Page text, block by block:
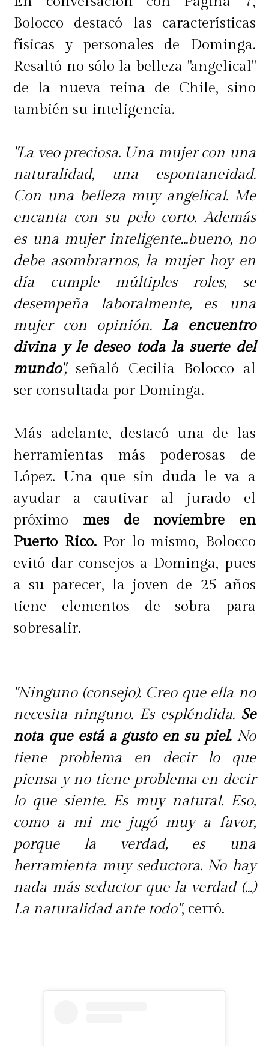
Bolocco destacó las características
físicas y personales de Dominga.
Resaltó no sólo la belleza "angelical"
de la nueva reina de Chile, sino
también su inteligencia.
"La veo preciosa. Una mujer con una
naturalidad, una espontaneidad.
Con una belleza muy angelical. Me
encanta con su pelo corto. Además
es una mujer inteligente...bueno, no
debe asombrarnos, la mujer hoy en
día cumple múltiples roles, se
desempeña laboralmente, es una
mujer con opinión. La encuentro
divina y le deseo toda la suerte del
mundo",señaló Cecilia Bolocco al
ser consultada por Dominga.
Más adelante, destacó una de las
herramientas más poderosas de
López. Una que sin duda le va a
ayudar a cautivar al jurado el
próximo mes de noviembre en
Puerto Rico.Por lo mismo, Bolocco
evitó dar consejos a Dominga, pues
a su parecer, la joven de 25 años
tiene elementos de sobra para
sobresalir.
"Ninguno (consejo). Creo que ella no
necesita ninguno. Es espléndida. Se
nota que está a gusto en su piel.No
tiene problema en decir lo que
piensa y no tiene problema en decir
lo que siente. Es muy natural. Eso,
como a mi me jugó muy a favor,
porque la verdad, es una
herramienta muy seductora. No hay
nada más seductor que la verdad (...)
La naturalidad ante todo", cerró.